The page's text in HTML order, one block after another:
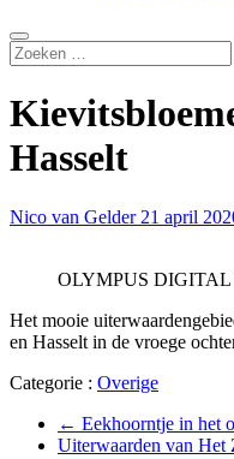
Hasselt
Nico van Gelder 21 april
OLYMPUS
Het mooie
en Hasselt in de vroege
Categorie : Overige
← Eekhoorntje in het
Uiterwaarden van